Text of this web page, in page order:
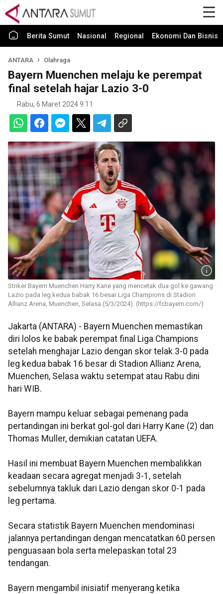
Berita Sumut Nasional Regional Ekonomi Dan Bisnis
ANTARA Olahraga
Bayern Muenchen melaju ke perempat
final setelah hajar Lazio 3-0
Rabu, 6 Maret 2024 9:11
Striker Bayern Muenchen Harry Kane yang mencetak dua gol ke gawang
Lazio pada leg kedua babak 16 besar Liga Champions di Stadion
Allianz Arena, Muenchen, Selasa (5/3/2024). (https://fcbayern.com/)
Jakarta (ANTARA) - Bayern Muenchen memastikan
diri lolos ke babak perempat final Liga Champions
setelah menghajar Lazio dengan skor telak 3-0 pada
leg kedua babak 16 besar di Stadion Allianz Arena,
Muenchen, Selasa waktu setempat atau Rabu dini
hari WIB.
Bayern mampu keluar sebagai pemenang pada
pertandingan ini berkat gol-gol dari Harry Kane (2) dan
Thomas Muller, demikian catatan UEFA.
Hasil ini membuat Bayern Muenchen membalikkan
keadaan secara agregat menjadi 3-1, setelah
sebelumnya takluk dari Lazio dengan skor 0-1 pada
leg pertama.
Secara statistik Bayern Muenchen mendominasi
jalannya pertandingan dengan mencatatkan 60 persen
penguasaan bola serta melepaskan total 23
tendangan.
Bayern mengambil inisiatif menyerang ketika